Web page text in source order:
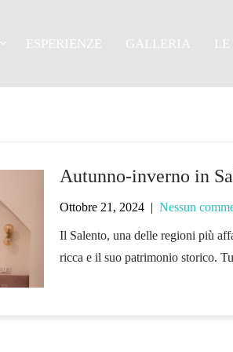
ESPERIENZE GALLERIA
Autunno-inverno in
Ottobre 21, 2024| Nessun
Il Salento, una delle regioni più
ricca e il suo patrimonio storico.